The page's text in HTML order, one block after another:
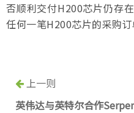
否顺利交付H200芯片仍存
任何一笔H200芯片的采购订
上一则
英伟达与英特尔合作